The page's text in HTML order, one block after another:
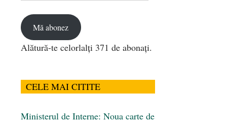
Mă abonez
Alătură-te celorlalți 371 de abonați.
CELE MAI CITITE
Ministerul de Interne: Noua carte de